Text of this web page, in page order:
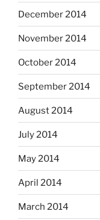
December 2014
November 2014
October 2014
September 2014
August 2014
July 2014
May 2014
April 2014
March 2014